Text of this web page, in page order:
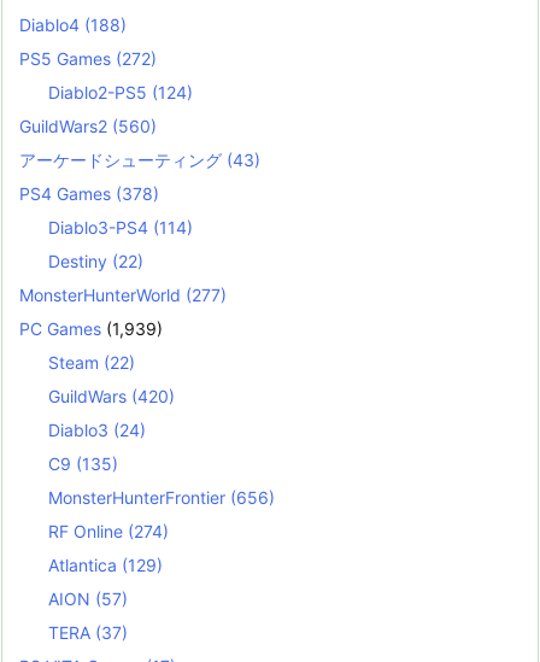
Diablo4 (188)
PS5 Games (272)
Diablo2-PS5 (124)
GuildWars2 (560)
アーケードシューティング (43)
PS4 Games (378)
Diablo3-PS4 (114)
Destiny (22)
MonsterHunterWorld (277)
PC Games (1,939)
Steam (22)
GuildWars (420)
Diablo3 (24)
C9 (135)
MonsterHunterFrontier (656)
RF Online (274)
Atlantica (129)
AION (57)
TERA (37)